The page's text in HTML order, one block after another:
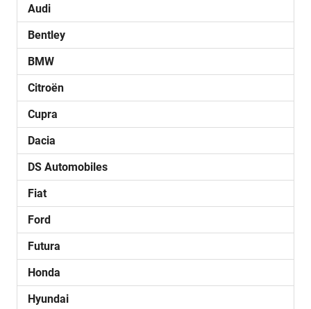
Audi
Bentley
BMW
Citroën
Cupra
Dacia
DS Automobiles
Fiat
Ford
Futura
Honda
Hyundai